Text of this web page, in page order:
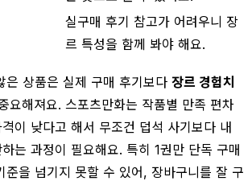
실구매 후기 참고가 어려우니 장
르 특성을 함께 봐야 해요.
은 상품은 실제 구매 후기보다 장르 경험치
요해져요. 스포츠만화는 작품별 만족 편차
이 낮다고 해서 무조건 덥석 사기보다 내
는 과정이 필요해요. 특히 1권만 단독 구매
준을 넘기지 못할 수 있어, 장바구니를 잘 구